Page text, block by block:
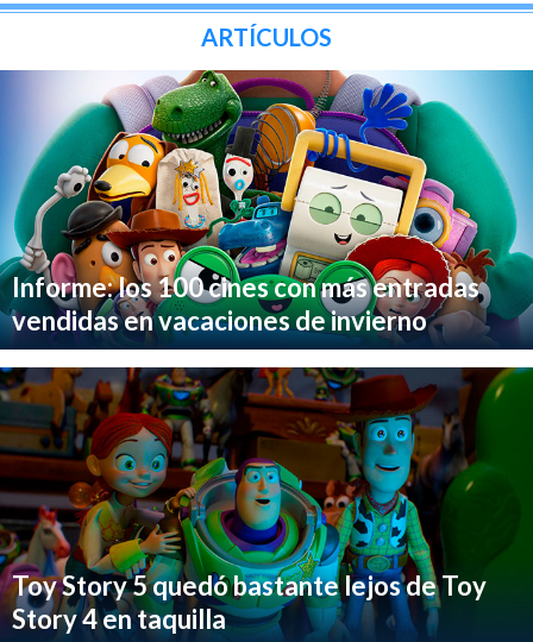
ARTÍCULOS
Informe: los 100 cines con más entradas
vendidas en vacaciones de invierno
Toy Story 5 quedó bastante lejos de Toy
Story 4 en taquilla